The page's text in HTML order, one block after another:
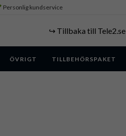
Personlig kundservice
↪️ Tillbaka till Tele2.se
ÖVRIGT TILLBEHÖRSPAKET